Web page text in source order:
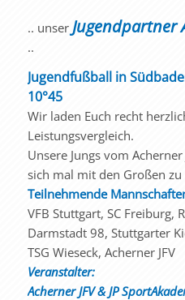
.. unser Jugendpartner
..
Jugendfußball in
10°45
Wir laden Euch recht
Leistungsvergleich.
Unsere Jungs vom
sich mal mit den Großen zu
Teilnehmende
VFB Stuttgart, SC Freiburg,
Darmstadt 98, Stuttgarter
TSG Wieseck, Acherner JFV
Veranstalter:
Acherner JFV & JP